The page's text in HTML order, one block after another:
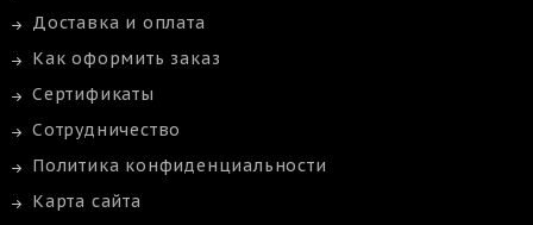
Доставка и оплата
Как оформить заказ
Сертификаты
Сотрудничество
Политика конфиденциальности
Карта сайта